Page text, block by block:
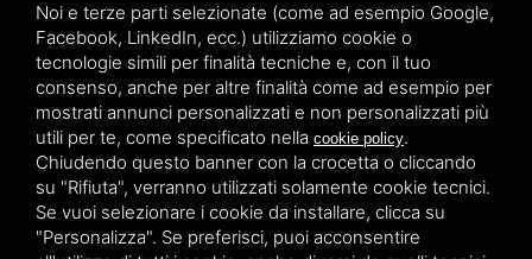
Privacy policy
Sitemap
TITOLCHIMICA SPA - VIA DELL'ARTIGIANATO, 2
(MACROAREA) 45030 VILLAMARZANA (RO) ITALY,
TEL +39 0425 492644. P.I. 00748970290
Noi e terze parti selezionate (come ad esempio Google,
Facebook, LinkedIn, ecc.) utilizziamo cookie o
tecnologie simili per finalità tecniche e, con il tuo
consenso, anche per altre finalità come ad esempio per
mostrati annunci personalizzati e non personalizzati più
utili per te, come specificato nella cookie policy.
Chiudendo questo banner con la crocetta o cliccando
su "Rifiuta", verranno utilizzati solamente cookie tecnici.
Se vuoi selezionare i cookie da installare, clicca su
"Personalizza". Se preferisci, puoi acconsentire